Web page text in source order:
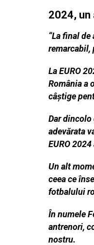
2024,
“La final
remarcabil,
La EURO
România a
câştige
Dar
adevărata
EURO
Un alt
ceea ce
fotbalului
În numele
antrenori,
nostru.